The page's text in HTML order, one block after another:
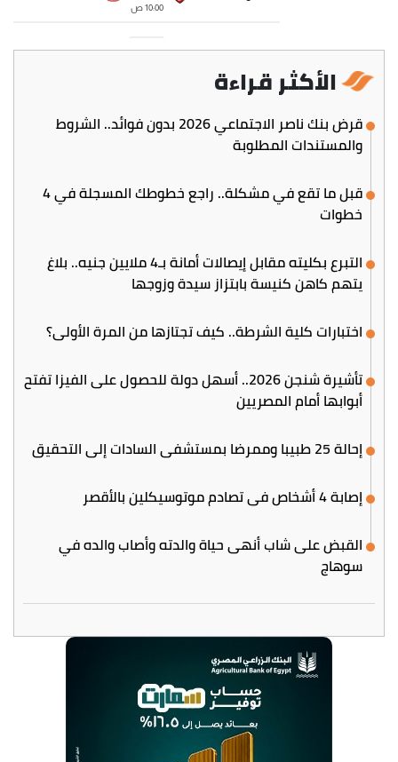
الأكثر قراءة
قرض بنك ناصر الاجتماعي 2026 بدون فوائد.. الشروط
والمستندات المطلوبة
قبل ما تقع في مشكلة.. راجع خطوطك المسجلة في 4
خطوات
التبرع بكليته مقابل إيصالات أمانة بـ4 ملايين جنيه.. بلاغ
يتهم كاهن كنيسة بابتزاز سيدة وزوجها
اختبارات كلية الشرطة.. كيف تجتازها من المرة الأولى؟
تأشيرة شنجن 2026.. أسهل دولة للحصول على الفيزا تفتح
أبوابها أمام المصريين
إحالة 25 طبيبا وممرضا بمستشفى السادات إلى التحقيق
إصابة 4 أشخاص في تصادم موتوسيكلين بالأقصر
القبض على شاب أنهى حياة والدته وأصاب والده في
سوهاج